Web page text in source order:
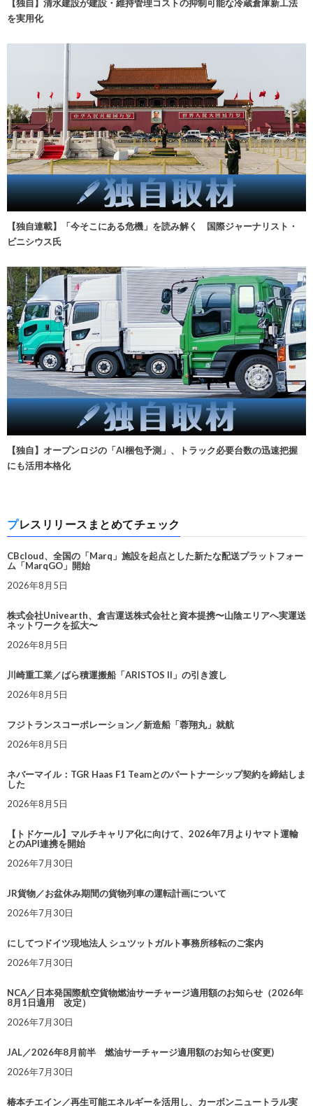
【独自】清水建設が建設・維持管理コストの抑制可能な冷蔵倉庫新工法
を実用化
【独自連載】「今そこにある危機」を読み解く 国際ジャーナリスト・
ビニシウス氏
【独自】オープンロジの「AI梱包予測」、トラック必要台数の迅速把握
にも活用本格化
プレスリリースまとめてチェック
CBcloud、全国の「Marq」施設を起点とした新たな配送プラットフォー
ム「MarqGO」開始
2026年8月5日
株式会社Univearth、倉吉運送株式会社と資本提携〜山陰エリアへ実運送
ネットワークを拡大〜
2026年8月5日
川崎重工業／ばら積運搬船「ARISTOS II」の引き渡し
2026年8月5日
フジトランスコーポレーション／新造船「蓉翔丸」就航
2026年8月5日
ネバーマイル：TGR Haas F1 Teamとのパートナーシップ契約を締結しま
した
2026年8月5日
【トドケール】マルチキャリア化に向けて、2026年7月よりヤマト運輸
とのAPI連携を開始
2026年7月30日
JR貨物／お盆休み期間の貨物列車の運転計画について
2026年7月30日
にしてつドイツ現地法人 シュツットガルト事務所移転のご案内
2026年7月30日
NCA／日本発国際航空貨物燃油サーチャージ適用額のお知らせ（2026年
8月1日適用 改定）
2026年7月30日
JAL／2026年8月前半 燃油サーチャージ適用額のお知らせ(変更)
2026年7月30日
椿本チエイン／再生可能エネルギーを活用し、カーボンニュートラル実